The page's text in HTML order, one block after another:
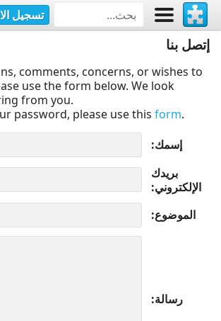
تسجيل
إتصل بنا
comments, concerns, or wishes to
use the form below. We look
from you.
password, please use this form.
إسمك
بريدك
الإلكتروني
الموضوع
رسالة